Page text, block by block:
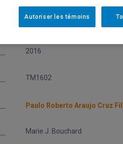
2016
TM1602
Paulo Roberto Araujo Cruz
Marie J. Bouchard
Autoriser les témoins